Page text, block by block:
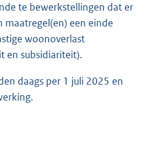
te bewerkstellingen dat er
maatregel(en) een einde
woonoverlast
en subsidiariteit).
daags per 1 juli 2025 en